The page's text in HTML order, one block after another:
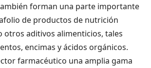
forman una parte importante
de productos de nutrición
otros aditivos alimenticios, tales
encimas y ácidos orgánicos.
farmacéutico una amplia gama